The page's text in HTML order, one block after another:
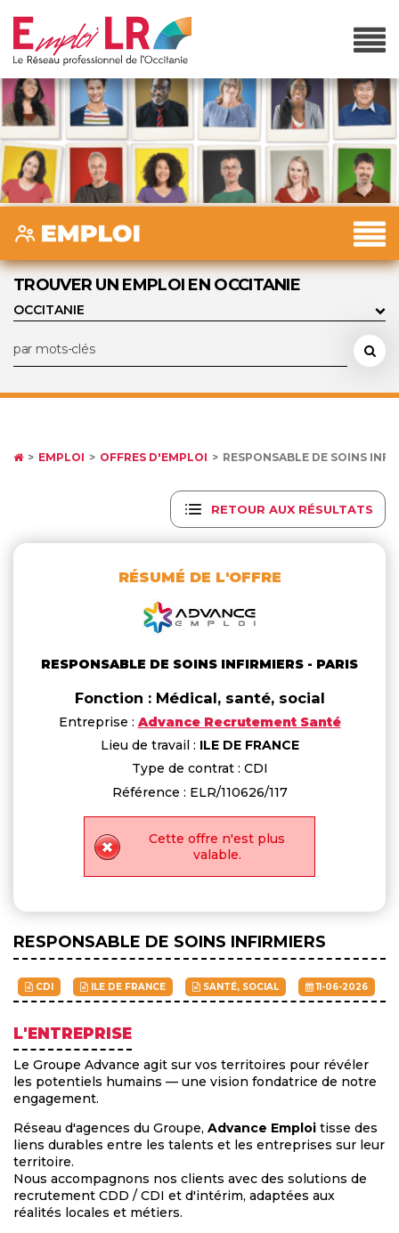
TROUVER UN EMPLOI EN OCCITANIE
EMPLOI OFFRES D'EMPLOI RESPONSABLE DE SOINS
RETOUR AUX RÉSULTATS
RÉSUMÉ DE L'OFFRE
RESPONSABLE DE SOINS INFIRMIERS - PARIS
Fonction : Médical, santé, social
Entreprise : Advance Recrutement Santé
Lieu de travail : ILE DE FRANCE
Type de contrat : CDI
Référence : ELR/110626/117
Cette offre n'est plus
valable.
RESPONSABLE DE SOINS INFIRMIERS
CDI ILE DE FRANCE SANTÉ, SOCIAL 11-06-2026
L'ENTREPRISE
Le Groupe Advance agit sur vos territoires pour révéler
les potentiels humains — une vision fondatrice de notre
engagement.
Réseau d'agences du Groupe, Advance Emploi tisse des
liens durables entre les talents et les entreprises sur leur
territoire.
Nous accompagnons nos clients avec des solutions de
recrutement CDD / CDI et d'intérim, adaptées aux
réalités locales et métiers.